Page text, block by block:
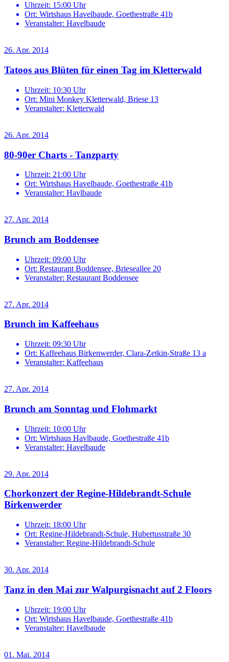
Uhrzeit: 15:00 Uhr
Ort: Wirtshaus Havelbaude, Goethestraße 41b
Veranstalter: Havelbaude
26. Apr. 2014
Tatoos aus Blüten für einen Tag im Kletterwald
Uhrzeit: 10:30 Uhr
Ort: Mini Monkey Kletterwald, Briese 13
Veranstalter: Kletterwald
26. Apr. 2014
80-90er Charts - Tanzparty
Uhrzeit: 21:00 Uhr
Ort: Wirtshaus Havelbaude, Goethestraße 41b
Veranstalter: Havlbaude
27. Apr. 2014
Brunch am Boddensee
Uhrzeit: 09:00 Uhr
Ort: Restaurant Boddensee, Brieseallee 20
Veranstalter: Restaurant Boddensee
27. Apr. 2014
Brunch im Kaffeehaus
Uhrzeit: 09:30 Uhr
Ort: Kaffeehaus Birkenwerder, Clara-Zetkin-Straße 13 a
Veranstalter: Kaffeehaus
27. Apr. 2014
Brunch am Sonntag und Flohmarkt
Uhrzeit: 10:00 Uhr
Ort: Wirtshaus Havlbaude, Goethestraße 41b
Veranstalter: Havelbaude
29. Apr. 2014
Chorkonzert der Regine-Hildebrandt-Schule
Birkenwerder
Uhrzeit: 18:00 Uhr
Ort: Regine-Hildebrandt-Schule, Hubertusstraße 30
Veranstalter: Regine-Hildebrandt-Schule
30. Apr. 2014
Tanz in den Mai zur Walpurgisnacht auf 2 Floors
Uhrzeit: 19:00 Uhr
Ort: Wirtshaus Havelbaude, Goethestraße 41b
Veranstalter: Havelbaude
01. Mai. 2014